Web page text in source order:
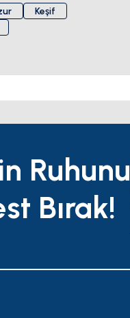
Keşif
Ruhunu
Bırak!